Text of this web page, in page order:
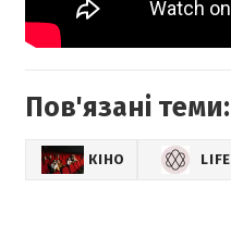
Пов'язані теми:
КІНО LIFE